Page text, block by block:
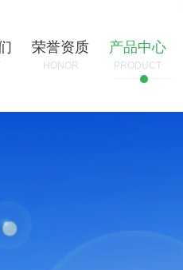
荣誉资质
HONOR
产品中心
PRODUCT